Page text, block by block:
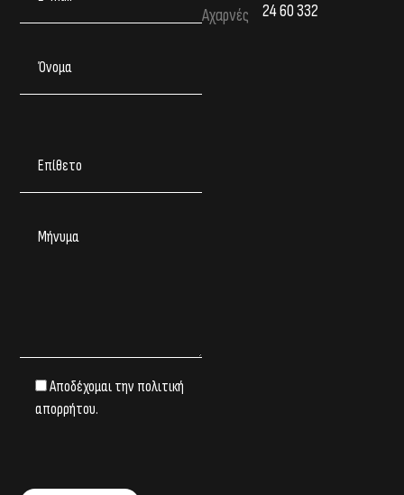
Αποδέχομαι την πολιτική
απορρήτου.
Αχαρνές
24 60 332